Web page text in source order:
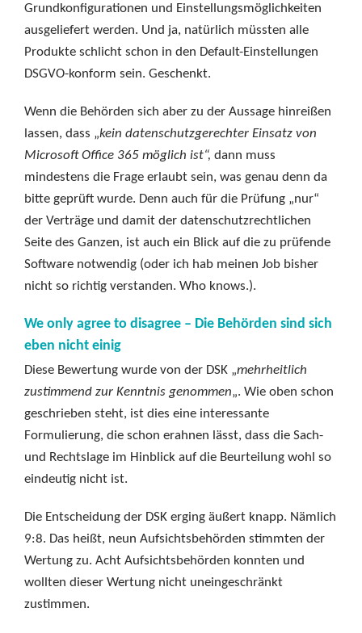
Grundkonfigurationen und Einstellungsmöglichkeiten
ausgeliefert werden. Und ja, natürlich müssten alle
Produkte schlicht schon in den Default-Einstellungen
DSGVO-konform sein. Geschenkt.
Wenn die Behörden sich aber zu der Aussage hinreißen
lassen, dass „kein datenschutzgerechter Einsatz von
Microsoft Office 365 möglich ist“, dann muss
mindestens die Frage erlaubt sein, was genau denn da
bitte geprüft wurde. Denn auch für die Prüfung „nur“
der Verträge und damit der datenschutzrechtlichen
Seite des Ganzen, ist auch ein Blick auf die zu prüfende
Software notwendig (oder ich hab meinen Job bisher
nicht so richtig verstanden. Who knows.).
We only agree to disagree – Die Behörden sind sich
eben nicht einig
Diese Bewertung wurde von der DSK „mehrheitlich
zustimmend zur Kenntnis genommen„. Wie oben schon
geschrieben steht, ist dies eine interessante
Formulierung, die schon erahnen lässt, dass die Sach-
und Rechtslage im Hinblick auf die Beurteilung wohl so
eindeutig nicht ist.
Die Entscheidung der DSK erging äußert knapp. Nämlich
9:8. Das heißt, neun Aufsichtsbehörden stimmten der
Wertung zu. Acht Aufsichtsbehörden konnten und
wollten dieser Wertung nicht uneingeschränkt
zustimmen.